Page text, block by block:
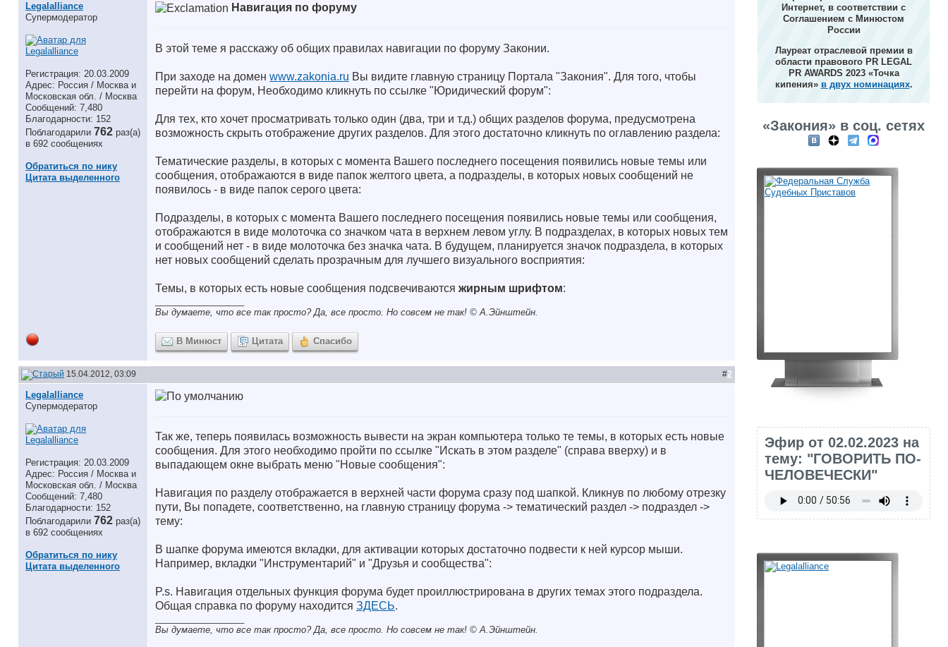
Legalalliance
Супермодератор
Регистрация: 20.03.2009
Адрес: Россия / Москва и
Московская обл. / Москва
Сообщений: 7,480
Благодарности: 152
Поблагодарили 762 раз(а)
в 692 сообщениях
Обратиться по нику
Цитата выделенного
Навигация по форуму
В этой теме я расскажу об общих правилах навигации по форуму Законии.
При заходе на домен www.zakonia.ru Вы видите главную страницу Портала "Закония". Для того, чтобы
перейти на форум, Необходимо кликнуть по ссылке "Юридический форум":
Для тех, кто хочет просматривать только один (два, три и т.д.) общих разделов форума, предусмотрена
возможность скрыть отображение других разделов. Для этого достаточно кликнуть по оглавлению раздела:
Тематические разделы, в которых с момента Вашего последнего посещения появились новые темы или
сообщения, отображаются в виде папок желтого цвета, а подразделы, в которых новых сообщений не
появилось - в виде папок серого цвета:
Подразделы, в которых с момента Вашего последнего посещения появились новые темы или сообщения,
отображаются в виде молоточка со значком чата в верхнем левом углу. В подразделах, в которых новых тем
и сообщений нет - в виде молоточка без значка чата. В будущем, планируется значок подраздела, в которых
нет новых сообщений сделать прозрачным для лучшего визуального восприятия:
Темы, в которых есть новые сообщения подсвечиваются жирным шрифтом:
Вы думаете, что все так просто? Да, все просто. Но совсем не так! © A.Эйнштейн.
В Минюст Цитата Спасибо
15.04.2012, 03:09 #2
Legalalliance
Супермодератор
Регистрация: 20.03.2009
Адрес: Россия / Москва и
Московская обл. / Москва
Сообщений: 7,480
Благодарности: 152
Поблагодарили 762 раз(а)
в 692 сообщениях
Обратиться по нику
Цитата выделенного
Так же, теперь появилась возможность вывести на экран компьютера только те темы, в которых есть новые
сообщения. Для этого необходимо пройти по ссылке "Искать в этом разделе" (справа вверху) и в
выпадающем окне выбрать меню "Новые сообщения":
Навигация по разделу отображается в верхней части форума сразу под шапкой. Кликнув по любому отрезку
пути, Вы попадете, соответственно, на главную страницу форума -> тематический раздел -> подраздел ->
тему:
В шапке форума имеются вкладки, для активации которых достаточно подвести к ней курсор мыши.
Например, вкладки "Инструментарий" и "Друзья и сообщества":
P.s. Навигация отдельных функция форума будет проиллюстрирована в других темах этого подраздела.
Общая справка по форуму находится ЗДЕСЬ.
Вы думаете, что все так просто? Да, все просто. Но совсем не так! © A.Эйнштейн.
Интернет, в соответствии с
Соглашением с Минюстом
России
Лауреат отраслевой премии в
области правового PR LEGAL
PR AWARDS 2023 «Точка
кипения» в двух номинациях.
«Закония» в соц. сетях
Эфир от 02.02.2023 на
тему: "ГОВОРИТЬ ПО-
ЧЕЛОВЕЧЕСКИ"